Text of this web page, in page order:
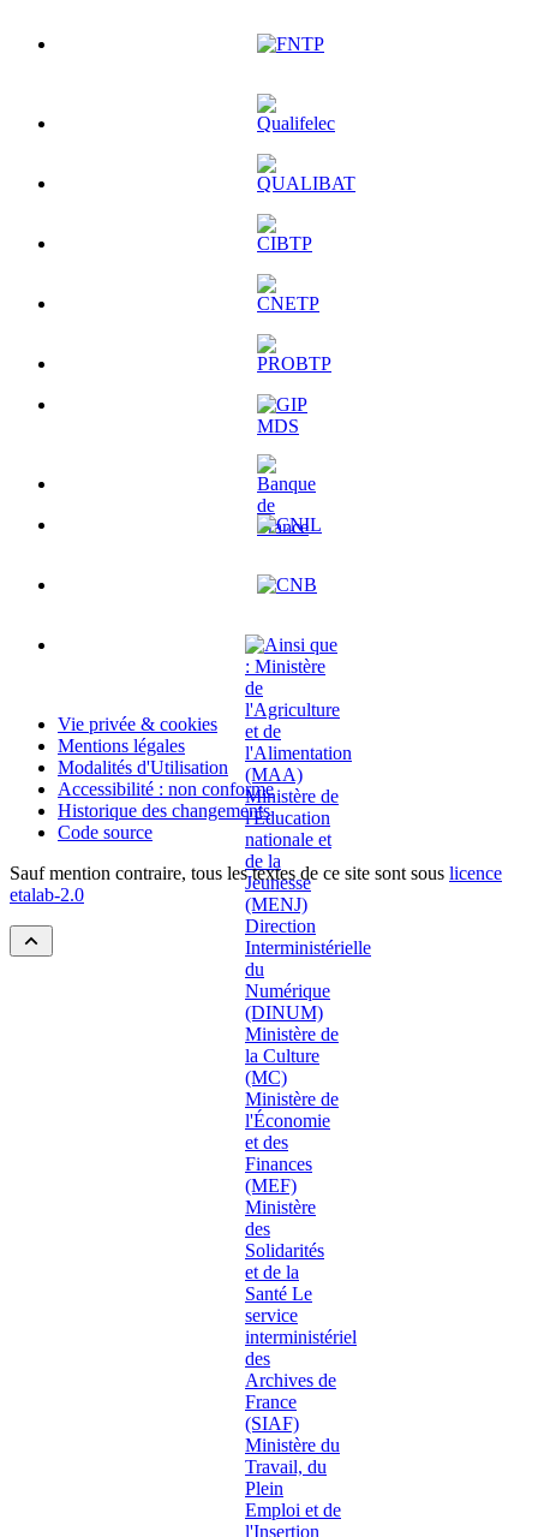
Vie privée & cookies
Mentions légales
Modalités d'Utilisation
Accessibilité : non conforme
Historique des changements
Code source
Sauf mention contraire, tous les textes de ce site sont sous licence
etalab-2.0